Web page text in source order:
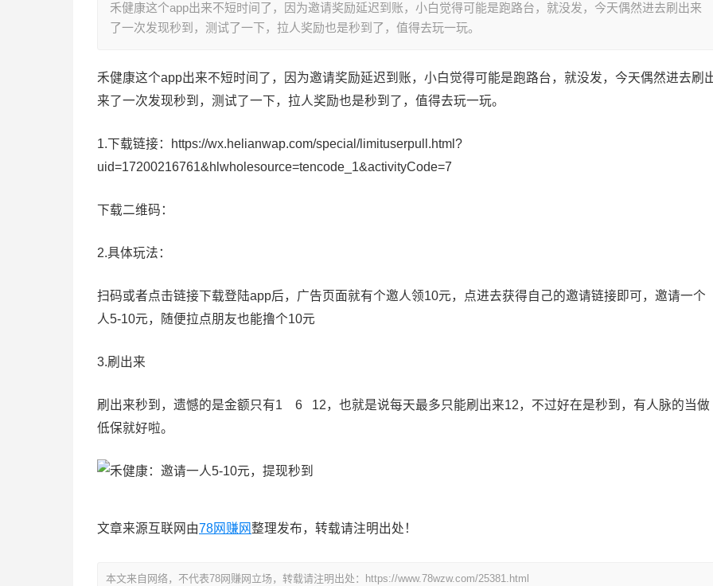
禾健康这个app出来不短时间了，因为邀请奖励延迟到账，小白觉得可能是跑路台，就没发，今天偶然进去刷出来
了一次发现秒到，测试了一下，拉人奖励也是秒到了，值得去玩一玩。
禾健康这个app出来不短时间了，因为邀请奖励延迟到账，小白觉得可能是跑路台，就没发，今天偶然进去刷
来了一次发现秒到，测试了一下，拉人奖励也是秒到了，值得去玩一玩。
1.下载链接：https://wx.helianwap.com/special/limituserpull.html?
uid=17200216761&hlwholesource=tencode_1&activityCode=7
下载二维码：
2.具体玩法：
扫码或者点击链接下载登陆app后，广告页面就有个邀人领10元，点进去获得自己的邀请链接即可，邀请一个
人5-10元，随便拉点朋友也能撸个10元
3.刷出来
刷出来秒到，遗憾的是金额只有1 6 12，也就是说每天最多只能刷出来12，不过好在是秒到，有人脉的当做
低保就好啦。
文章来源互联网由78网赚网整理发布，转载请注明出处！
本文来自网络，不代表78网赚网立场，转载请注明出处：https://www.78wzw.com/25381.html